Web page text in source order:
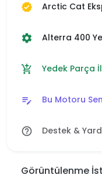
verified Arctic Cat
settings Alterra 400
add_shopping_cart Yedek Parça
edit_note Bu Motoru
help_outline Destek &
Görüntülenme